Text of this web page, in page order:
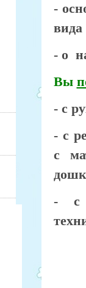
-
- о
Вы
- с
- с
с
- с